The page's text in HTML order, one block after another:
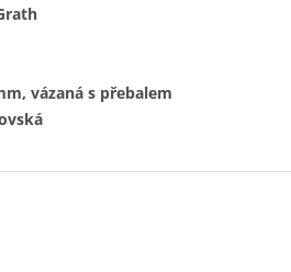
vázaná s přebalem